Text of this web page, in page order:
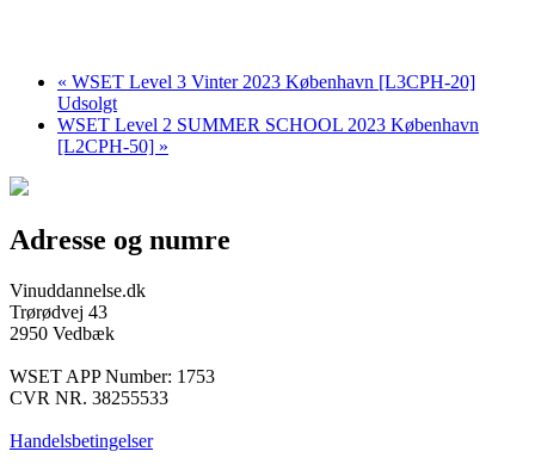
« WSET Level 3 Vinter 2023 København [L3CPH-20]
Udsolgt
WSET Level 2 SUMMER SCHOOL 2023 København
[L2CPH-50] »
Adresse og numre
Vinuddannelse.dk
Trørødvej 43
2950 Vedbæk
WSET APP Number: 1753
CVR NR. 38255533
Handelsbetingelser